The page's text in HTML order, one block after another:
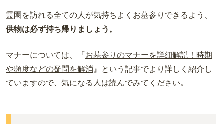
霊園を訪れる全ての人が気持ちよくお墓参りできるよう、
供物は必ず持ち帰りましょう。
マナーについては、『お墓参りのマナーを詳細解説！時期
や頻度などの疑問を解消 』という記事でより詳しく紹介し
ていますので、気になる人は読んでみてください。